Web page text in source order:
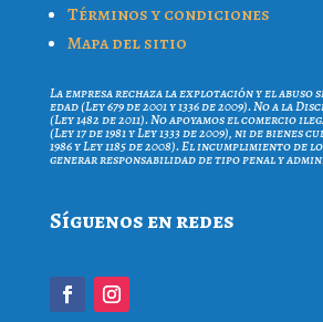
Términos y condiciones
Mapa del sitio
La empresa rechaza la explotación y el abuso
edad (Ley 679 de 2001 y 1336 de 2009). No a la
(Ley 1482 de 2011). No apoyamos el comercio
(Ley 17 de 1981 y Ley 1333 de 2009), ni de bienes
1986 y Ley 1185 de 2008). El incumplimiento
generar responsabilidad de tipo penal y
Síguenos en redes